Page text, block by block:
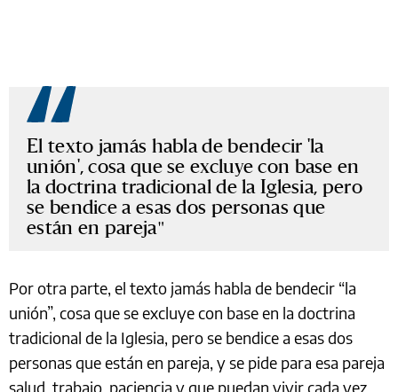
El texto jamás habla de bendecir 'la
unión', cosa que se excluye con base en
la doctrina tradicional de la Iglesia, pero
se bendice a esas dos personas que
están en pareja
Por otra parte, el texto jamás habla de bendecir “la
unión”, cosa que se excluye con base en la doctrina
tradicional de la Iglesia, pero se bendice a esas dos
personas que están en pareja, y se pide para esa pareja
salud, trabajo, paciencia y que puedan vivir cada vez